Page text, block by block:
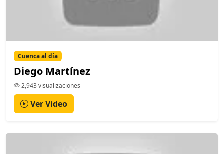
Cuenca al día
Diego Martínez
2,943 visualizaciones
Ver Video